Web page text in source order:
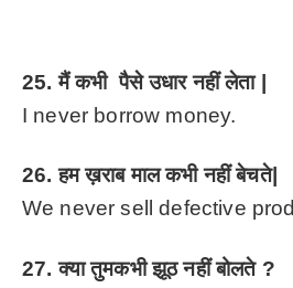
25. मैं कभी पैसे उधार नहीं लेता |
I never borrow money.
26. हम ख़राब माल कभी नहीं बेचते|
We never sell defective
27. क्या तुमकभी झूठ नहीं बोलते ?